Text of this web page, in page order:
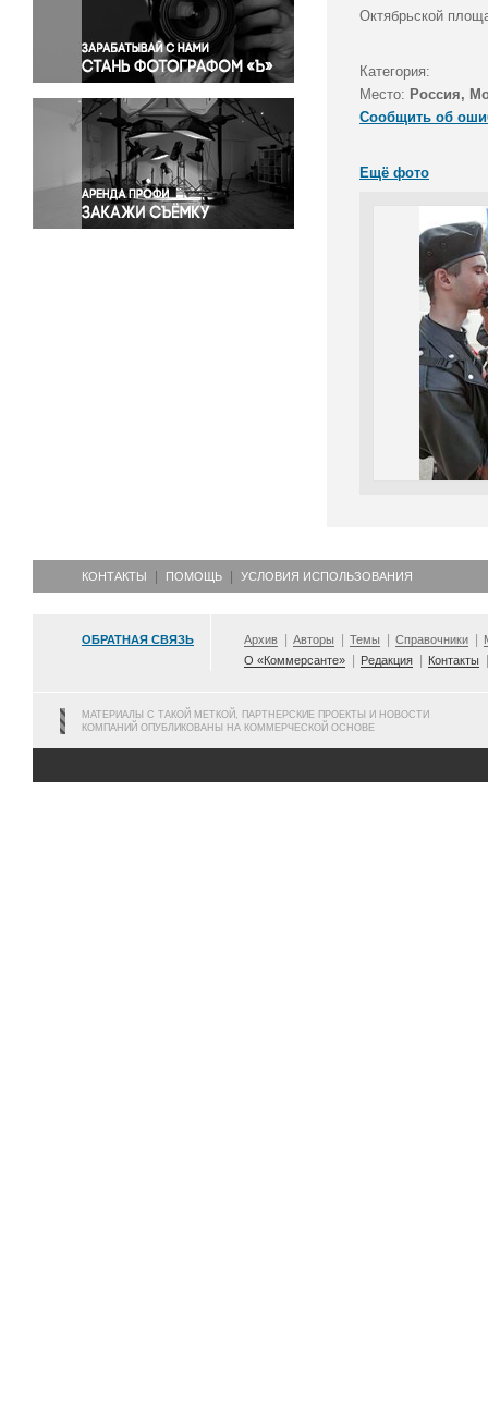
Правосудие
Происшествия и конфликты
Религия
Светская жизнь
Спорт
Экология
Экономика и бизнес
Октябрьской
Категория:
Место: Россия,
Сообщить об
Ещё фото
КОНТАКТЫ ПОМОЩЬ УСЛОВИЯ ИСПОЛЬЗОВАНИЯ
ОБРАТНАЯ СВЯЗЬ Архив Авторы Темы Справочники
О «Коммерсанте»
Редакция Контакты
МАТЕРИАЛЫ С ТАКОЙ МЕТКОЙ, ПАРТНЕРСКИЕ ПРОЕКТЫ И НОВОСТИ
КОМПАНИЙ ОПУБЛИКОВАНЫ НА КОММЕРЧЕСКОЙ ОСНОВЕ